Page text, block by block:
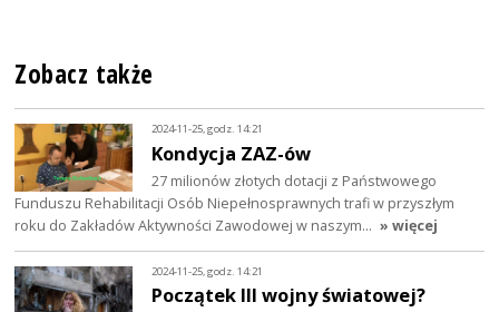
Zobacz także
2024-11-25, godz. 14:21
Kondycja ZAZ-ów
27 milionów złotych dotacji z Państwowego
Funduszu Rehabilitacji Osób Niepełnosprawnych trafi w przyszłym
roku do Zakładów Aktywności Zawodowej w naszym… » więcej
2024-11-25, godz. 14:21
Początek III wojny światowej?